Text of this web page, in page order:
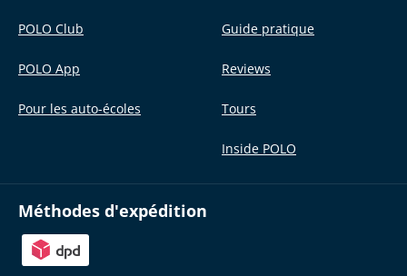
POLO Club
POLO App
Pour les auto-écoles
Guide pratique
Reviews
Tours
Inside POLO
Méthodes d'expédition